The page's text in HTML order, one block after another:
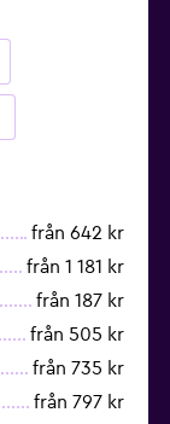
från 642 kr
från 1 181 kr
från 187 kr
från 505 kr
från 735 kr
från 797 kr